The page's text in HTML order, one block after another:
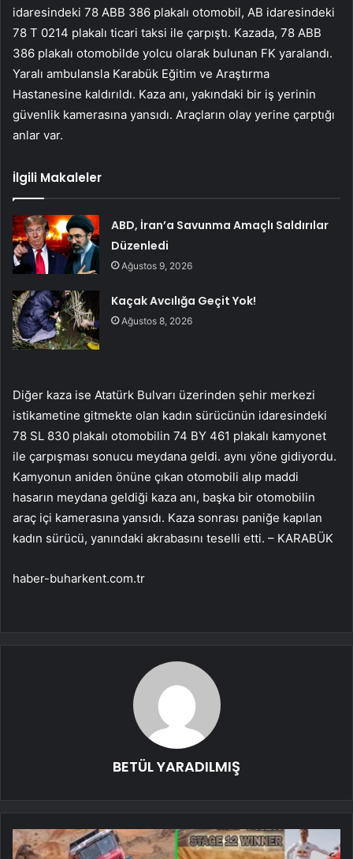
idaresindeki 78 ABB 386 plakalı otomobil, AB idaresindeki
78 T 0214 plakalı ticari taksi ile çarpıştı. Kazada, 78 ABB
386 plakalı otomobilde yolcu olarak bulunan FK yaralandı.
Yaralı ambulansla Karabük Eğitim ve Araştırma
Hastanesine kaldırıldı. Kaza anı, yakındaki bir iş yerinin
güvenlik kamerasına yansıdı. Araçların olay yerine çarptığı
anlar var.
İlgili Makaleler
ABD, İran’a Savunma Amaçlı Saldırılar
Düzenledi
Ağustos 9, 2026
Kaçak Avcılığa Geçit Yok!
Ağustos 8, 2026
Diğer kaza ise Atatürk Bulvarı üzerinden şehir merkezi
istikametine gitmekte olan kadın sürücünün idaresindeki
78 SL 830 plakalı otomobilin 74 BY 461 plakalı kamyonet
ile çarpışması sonucu meydana geldi. aynı yöne gidiyordu.
Kamyonun aniden önüne çıkan otomobili alıp maddi
hasarın meydana geldiği kaza anı, başka bir otomobilin
araç içi kamerasına yansıdı. Kaza sonrası paniğe kapılan
kadın sürücü, yanındaki akrabasını teselli etti. – KARABÜK
haber-buharkent.com.tr
BETÜL YARADILMIŞ